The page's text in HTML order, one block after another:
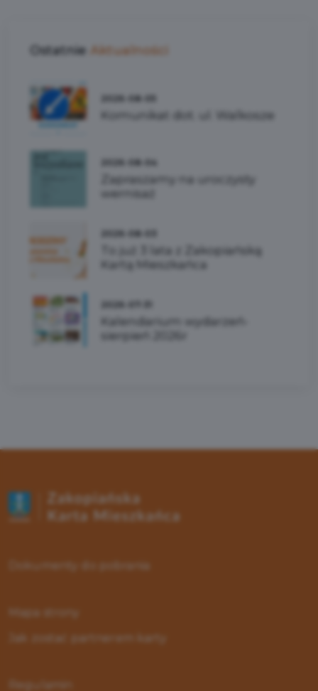
Ostatnie Aktualności
Komunikat dot. ul. Walkosze
Zapraszamy na uroczysty
wernisaż
To już 3 lata z Zakopiańską
Kartą Mieszkańca
Kalendarium wydarzeń-
sierpień 2026r
Mapa strony
Jak zostać partnerem karty